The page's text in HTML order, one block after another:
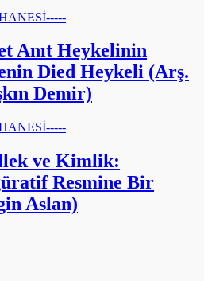
Anıt Heykelinin
Died Heykeli (Arş.
Demir)
ve Kimlik:
Resmine Bir
Aslan)